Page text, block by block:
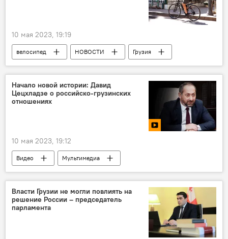
10 мая 2023, 19:19
велосипед НОВОСТИ
Грузия
Имерети
Саирме
Начало новой истории: Давид
Цецхладзе о российско-грузинских
отношениях
10 мая 2023, 19:12
Видео
Мультимедиа
Давид Цецхладзе
Видео-новости из Грузии
Россия отменила визы для граждан Грузии
Пресс-центр Sputnik Грузия
Власти Грузии не могли повлиять на
решение России – председатель
парламента